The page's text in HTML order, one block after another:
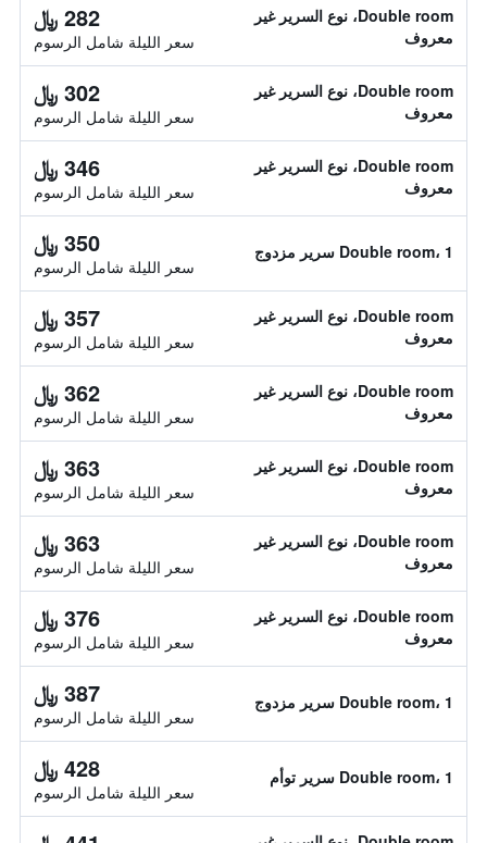
Double room، نوع السرير غير
معروف
282 ﷼
سعر الليلة شامل الرسوم
Double room، نوع السرير غير
معروف
302 ﷼
سعر الليلة شامل الرسوم
Double room، نوع السرير غير
معروف
346 ﷼
سعر الليلة شامل الرسوم
Double room، 1 سرير مزدوج 350 ﷼
سعر الليلة شامل الرسوم
Double room، نوع السرير غير
معروف
357 ﷼
سعر الليلة شامل الرسوم
Double room، نوع السرير غير
معروف
362 ﷼
سعر الليلة شامل الرسوم
Double room، نوع السرير غير
معروف
363 ﷼
سعر الليلة شامل الرسوم
Double room، نوع السرير غير
معروف
363 ﷼
سعر الليلة شامل الرسوم
Double room، نوع السرير غير
معروف
376 ﷼
سعر الليلة شامل الرسوم
Double room، 1 سرير مزدوج 387 ﷼
سعر الليلة شامل الرسوم
Double room، 1 سرير توأم 428 ﷼
سعر الليلة شامل الرسوم